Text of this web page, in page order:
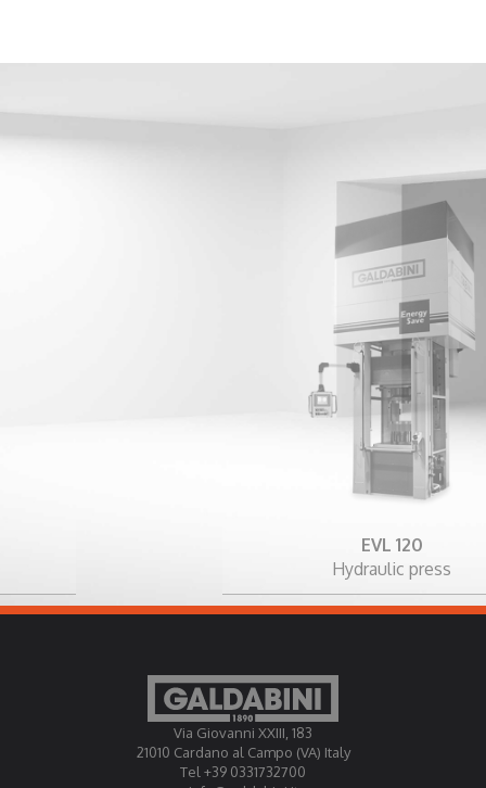
EVL 120
Hydraulic press
Via Giovanni XXIII, 183
21010 Cardano al Campo (VA) Italy
Tel +39 0331732700